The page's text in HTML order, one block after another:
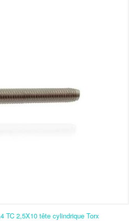
TC 2,5X10 tête cylindrique Torx